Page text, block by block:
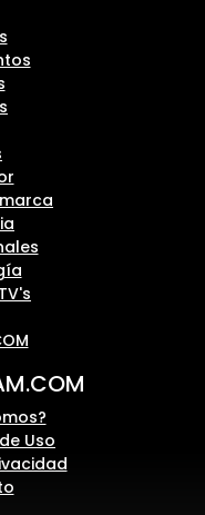
Uso